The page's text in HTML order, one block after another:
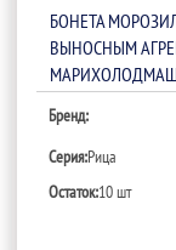
БОНЕТА
ВЫНОСНЫМ
БОКОВИН,ТРВ)
Бренд:
Серия:Рица
Остаток:10 шт